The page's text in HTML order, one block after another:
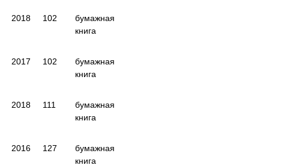
2018 102
бумажная
книга
2017 102
бумажная
книга
2018 111
бумажная
книга
2016 127
бумажная
книга